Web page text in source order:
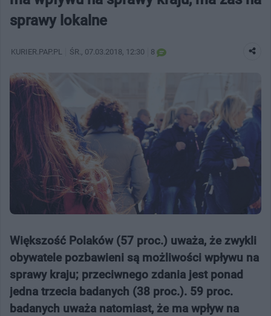
sprawy lokalne
KURIER.PAP.PL ŚR. , 07.03.2018, 12:30 8
Większość Polaków (57 proc.) uważa, że zwykli
obywatele pozbawieni są możliwości wpływu na
sprawy kraju; przeciwnego zdania jest ponad
jedna trzecia badanych (38 proc.). 59 proc.
badanych uważa natomiast, że ma wpływ na